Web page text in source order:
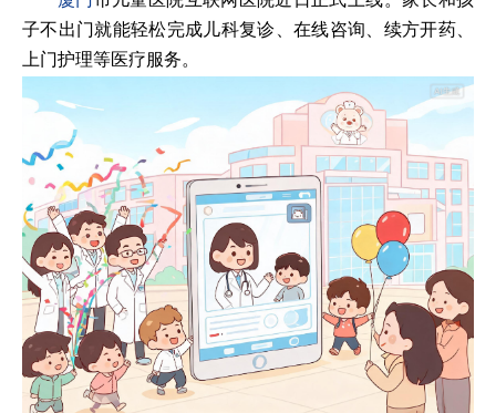
子不出门就能轻松完成儿科复诊、在线咨询、续方开药、
上门护理等医疗服务。